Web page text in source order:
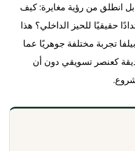
انطلق من رؤية مغايرة: كيف
حقيقيًا للحيز الداخلي؟ هذا
تجربة مختلفة جوهريًا عما
كعنصر تسويقي دون أن